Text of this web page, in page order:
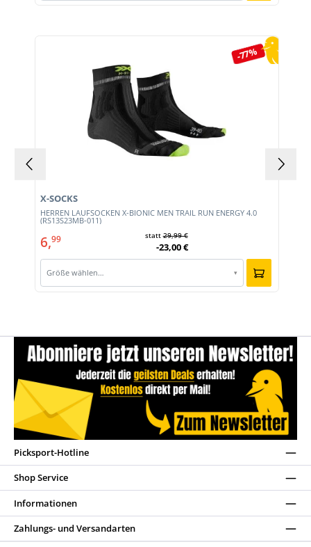
-77%
HERREN LAUFSOCKEN X-BIONIC MEN TRAIL RUN ENERGY 4.0
(RS13S23MB-011)
X-SOCKS
6,99 statt29,99 €
-23,00 €
Größe wählen… ▾
Picksport-Hotline
Shop Service
Informationen
Zahlungs- und Versandarten